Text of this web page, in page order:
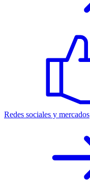
Redes sociales y mercados